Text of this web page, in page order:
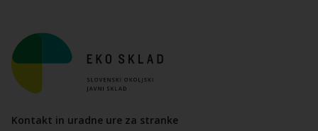
Kontakt in uradne ure za stranke